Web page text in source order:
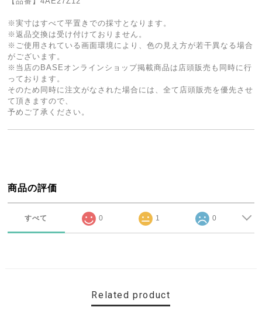
※実寸はすべて平置きでの採寸となります。
※返品交換は受け付けておりません。
※ご使用されている画面環境により、色の見え方が若干異なる場合
がございます。
※当店のBASEオンラインショップ掲載商品は店頭販売も同時に行
っております。
そのため同時に注文がなされた場合には、全て店頭販売を優先させ
て頂きますので、
予めご了承ください。
商品の評価
すべて 0 1 0
Related product